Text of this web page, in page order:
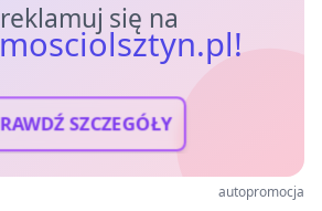
się na
SZCZEGÓŁY
autopromocja